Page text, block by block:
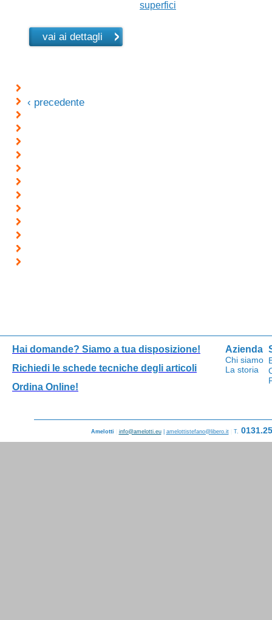
superfici
vai ai dettagli
‹ precedente
Hai domande? Siamo a tua disposizione!
Richiedi le schede tecniche degli articoli
Ordina Online!
Azienda
Chi siamo
La storia
Amelotti info@amelotti.eu| amelottistefano@libero.it T.